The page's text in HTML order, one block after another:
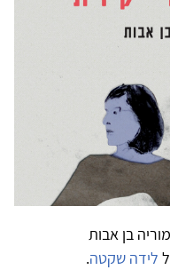
בן אבות
לידה שקטה.